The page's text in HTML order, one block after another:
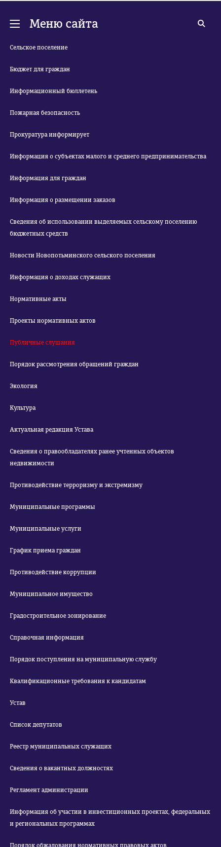
Меню сайта
Сельское поселение
Бюджет для граждан
Информационный бюллетень
Пожарная безопасность
Прокуратура информирует
Информация о субъектах малого и среднего предпринимательства
Информация для граждан
Информация о размещении заказов
Сведения об использовании выделяемых сельскому поселению
бюджетных средств
Новости Новопотьминского сельского поселения
Информация о доходах служащих
Нормативные акты
Проекты нормативных актов
Публичные слушания
Порядок рассмотрения обращений граждан
Экология
Культура
Актуальная редакция Устава
Сведения о правообладателях ранее учтенных объектов
недвижимости
Противодействие терроризму и экстремизму
Муниципальные программы
Муниципальные услуги
График приема граждан
Противодействие коррупции
Муниципальное имущество
Градостроительное зонирование
Справочная информация
Порядок поступления на муниципальную службу
Квалификационные требования к кандидатам
Устав
Список депутатов
Реестр муниципальных служащих
Сведения о вакантных должностях
Регламент администрации
Информация об участии в инвестиционных проектах, федеральных
и региональных программах
Порядок обжалования нормативных правовых актов